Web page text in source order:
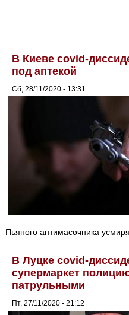
В Киеве covid-
под аптекой
Сб, 28/11/2020 - 13:31
Пьяного антимасочника
В Луцке covid-
супермаркет
патрульными
Пт, 27/11/2020 - 21:12